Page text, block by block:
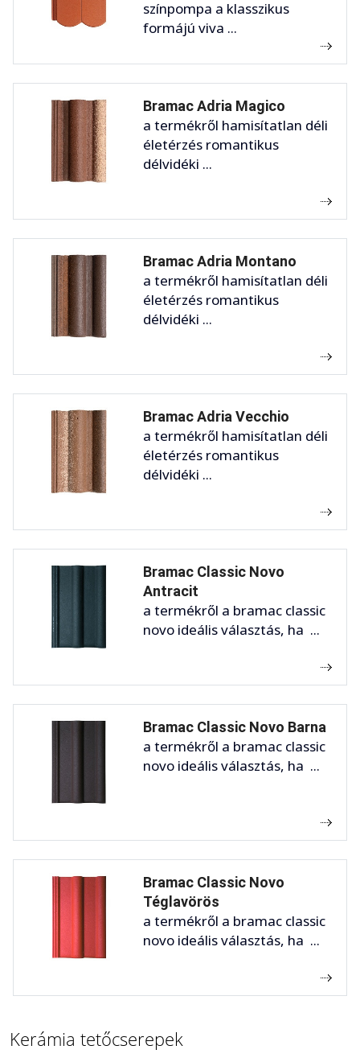
színpompa a klasszikus
formájú viva ...
Bramac Adria Magico
a termékről hamisítatlan déli
életérzés romantikus
délvidéki ...
Bramac Adria Montano
a termékről hamisítatlan déli
életérzés romantikus
délvidéki ...
Bramac Adria Vecchio
a termékről hamisítatlan déli
életérzés romantikus
délvidéki ...
Bramac Classic Novo
Antracit
a termékről a bramac classic
novo ideális választás, ha ...
Bramac Classic Novo Barna
a termékről a bramac classic
novo ideális választás, ha ...
Bramac Classic Novo
Téglavörös
a termékről a bramac classic
novo ideális választás, ha ...
Kerámia tetőcserepek